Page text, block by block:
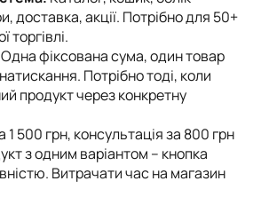
доставка, акції. Потрібно для 50+
торгівлі.
Одна фіксована сума, один товар
Потрібно тоді, коли
продукт через конкретну
1 500 грн, консультація за 800 грн
з одним варіантом – кнопка
Витрачати час на магазин